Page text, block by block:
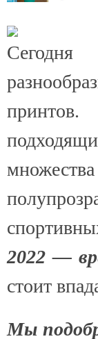
ЯКЕ ПОСТІЙНО
до сюрпризів.
після обіду
далі →
2022 —
стоит
Мы